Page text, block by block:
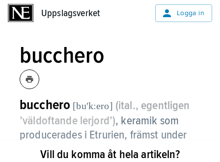
Uppslagsverket Logga in
bucchero
bucchero [buʹk:ero] (ital., egentligen
’väldoftande lerjord’), keramik som
producerades i Etrurien, främst under
600- och 500-talen f.Kr.
Vill du komma åt hela artikeln?